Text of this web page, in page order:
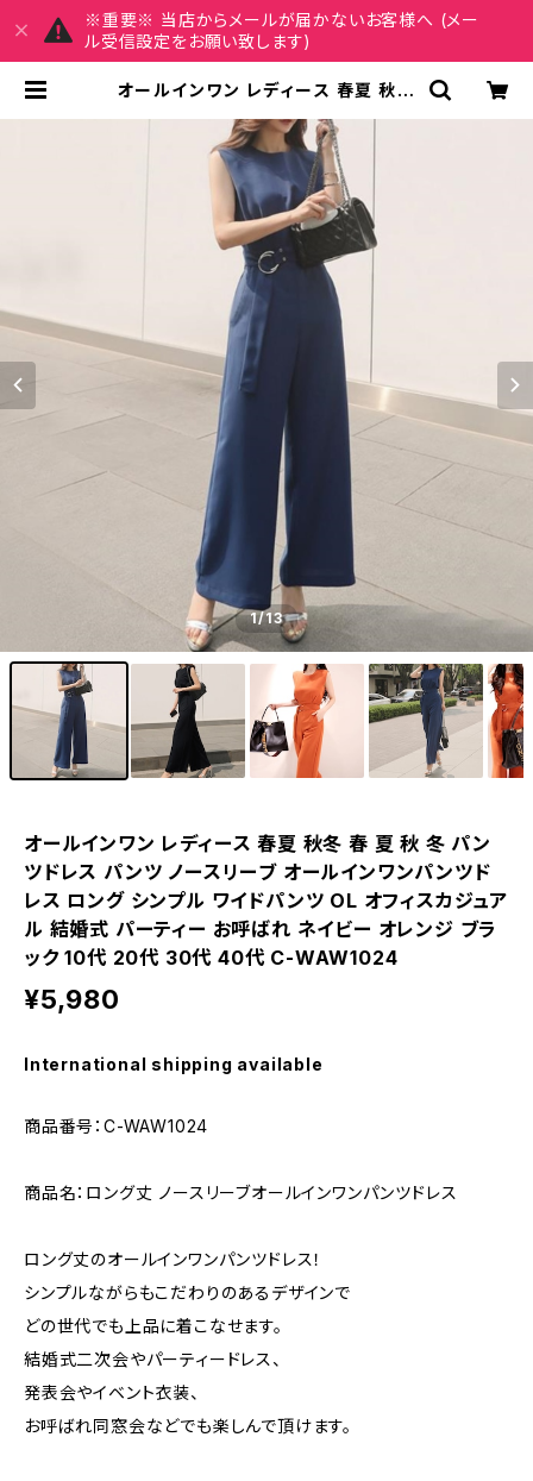
※重要※ 当店からメールが届かないお客様へ (メー
ル受信設定をお願い致します)
オールインワン レディース 春夏 秋冬
スリーブ オールインワンパンツドレス
ロング シンプル ワイドパンツ OL オ
フィスカジュアル 結婚式 パーティー
お呼ばれ ネイビー オレンジ ブラック
10代 20代 30代 40代 C-WAW10
24 | MY CHARM マイチャーム ワ
ンピース スカート レディースファッシ
ョン 通販
1/13
オールインワン レディース 春夏 秋冬 春 夏 秋 冬 パン
ツドレス パンツ ノースリーブ オールインワンパンツド
レス ロング シンプル ワイドパンツ OL オフィスカジュア
ル 結婚式 パーティー お呼ばれ ネイビー オレンジ ブラ
ック 10代 20代 30代 40代 C-WAW1024
¥5,980
International shipping available
商品番号：C-WAW1024
商品名：ロング丈 ノースリーブオールインワンパンツドレス
ロング丈のオールインワンパンツドレス！
シンプルながらもこだわりのあるデザインで
どの世代でも上品に着こなせます。
結婚式二次会やパーティードレス、
発表会やイベント衣装、
お呼ばれ同窓会などでも楽しんで頂けます。